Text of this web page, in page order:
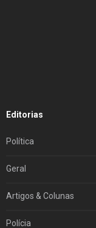
Editorias
Política
Geral
Artigos & Colunas
Polícia